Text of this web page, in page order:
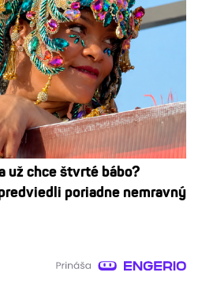
už chce štvrté bábo?
poriadne nemravný